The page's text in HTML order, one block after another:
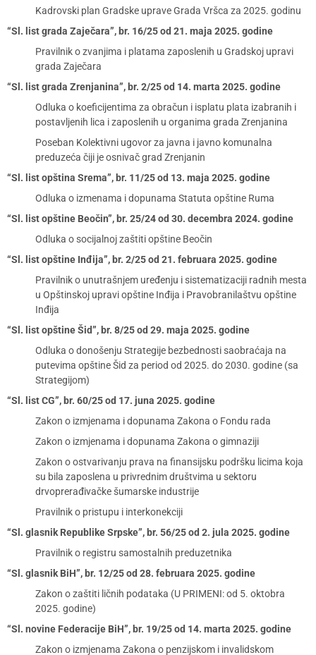
Kadrovski plan Gradske uprave Grada Vršca za 2025. godinu
“Sl. list grada Zaječara”, br. 16/25 od 21. maja 2025. godine
Pravilnik o zvanjima i platama zaposlenih u Gradskoj upravi
grada Zaječara
“Sl. list grada Zrenjanina”, br. 2/25 od 14. marta 2025. godine
Odluka o koeficijentima za obračun i isplatu plata izabranih i
postavljenih lica i zaposlenih u organima grada Zrenjanina
Poseban Kolektivni ugovor za javna i javno komunalna
preduzeća čiji je osnivač grad Zrenjanin
“Sl. list opština Srema”, br. 11/25 od 13. maja 2025. godine
Odluka o izmenama i dopunama Statuta opštine Ruma
“Sl. list opštine Beočin”, br. 25/24 od 30. decembra 2024. godine
Odluka o socijalnoj zaštiti opštine Beočin
“Sl. list opštine Inđija”, br. 2/25 od 21. februara 2025. godine
Pravilnik o unutrašnjem uređenju i sistematizaciji radnih mesta
u Opštinskoj upravi opštine Inđija i Pravobranilaštvu opštine
Inđija
“Sl. list opštine Šid”, br. 8/25 od 29. maja 2025. godine
Odluka o donošenju Strategije bezbednosti saobraćaja na
putevima opštine Šid za period od 2025. do 2030. godine (sa
Strategijom)
“Sl. list CG”, br. 60/25 od 17. juna 2025. godine
Zakon o izmjenama i dopunama Zakona o Fondu rada
Zakon o izmjenama i dopunama Zakona o gimnaziji
Zakon o ostvarivanju prava na finansijsku podršku licima koja
su bila zaposlena u privrednim društvima u sektoru
drvoprerađivačke šumarske industrije
Pravilnik o pristupu i interkonekciji
“Sl. glasnik Republike Srpske”, br. 56/25 od 2. jula 2025. godine
Pravilnik o registru samostalnih preduzetnika
“Sl. glasnik BiH”, br. 12/25 od 28. februara 2025. godine
Zakon o zaštiti ličnih podataka (U PRIMENI: od 5. oktobra
2025. godine)
“Sl. novine Federacije BiH”, br. 19/25 od 14. marta 2025. godine
Zakon o izmjenama Zakona o penzijskom i invalidskom